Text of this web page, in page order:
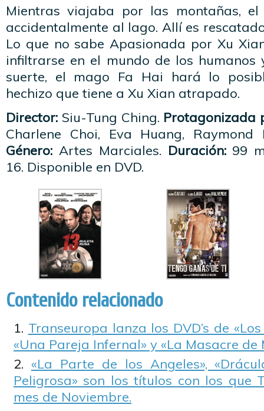
Mientras viajaba por las montañas,
accidentalmente al lago. Allí es
Lo que no sabe Apasionada por Xu
infiltrarse en el mundo de los humanos
suerte, el mago Fa Hai hará lo
hechizo que tiene a Xu Xian atrapado.
Director: Siu-Tung Ching. Protagonizada
Charlene Choi, Eva Huang,
Género: Artes Marciales. Duración:99
16. Disponible en DVD.
Contenido relacionado
Transeuropa lanza los DVD’s de
«Una Pareja Infernal» y «La Masacre de
«La Parte de los Angeles»,
Peligrosa» son los títulos con los que
mes de Noviembre.